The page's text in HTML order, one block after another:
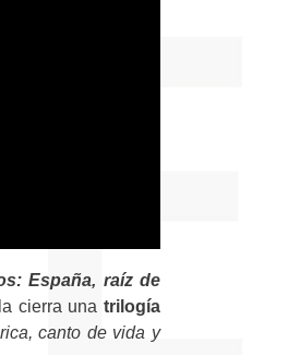
España, raíz de
cierra unatrilogía
canto de vida y